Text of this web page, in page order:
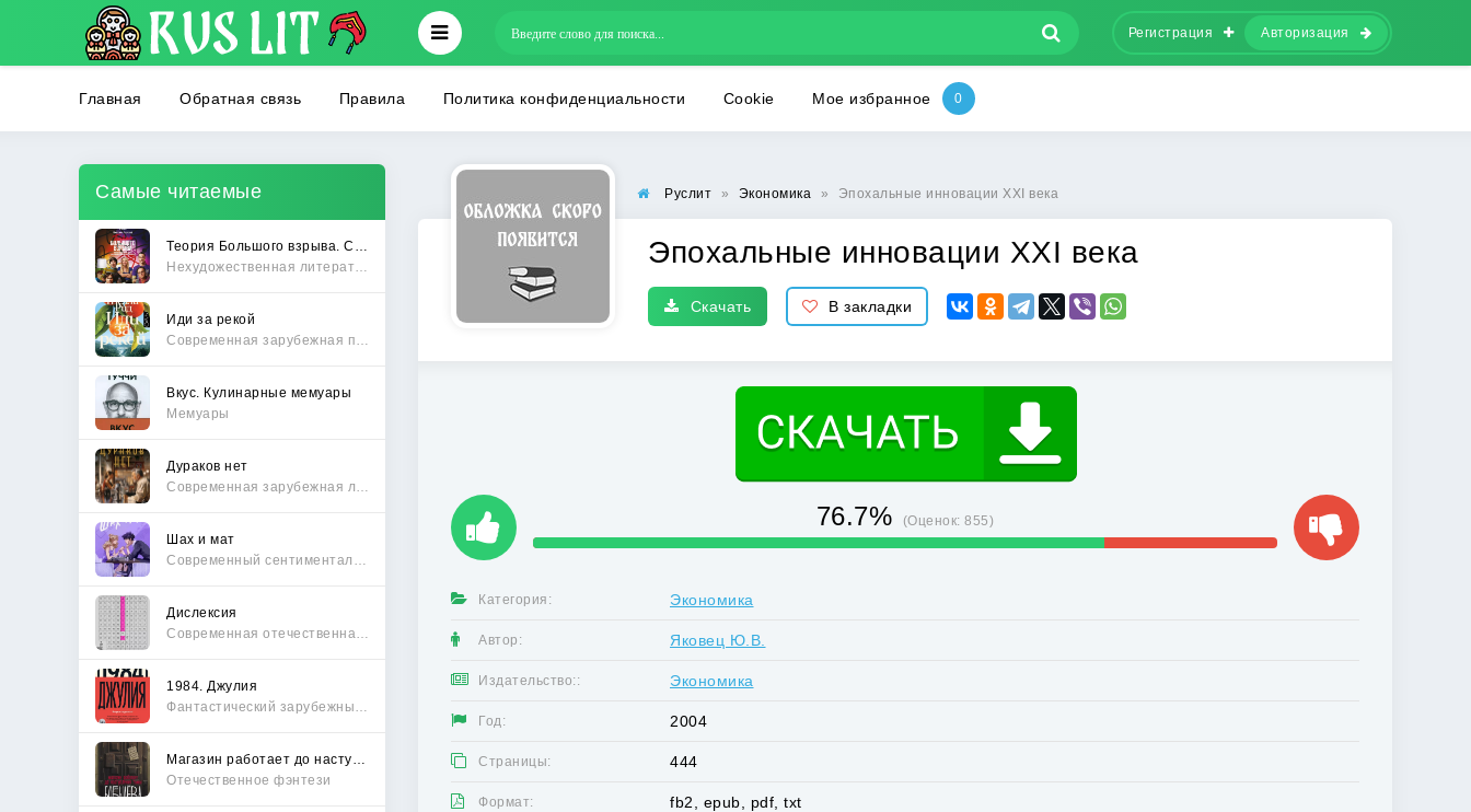
Регистрация Авторизация
Главная Обратная связь Правила Политика конфиденциальности Cookie Мое избранное
Самые читаемые
Иди за рекой
Вкус. Кулинарные мемуары
Мемуары
Дураков нет
Шах и мат
Дислексия
1984. Джулия
Отечественное фэнтези
Руслит » Экономика » Эпохальные инновации XXI века
Эпохальные инновации XXI века
Скачать В закладки
76.7% (Оценок:855)
Категория: Экономика
Автор: Яковец Ю.В.
Издательство:: Экономика
Год: 2004
Страницы: 444
Формат: fb2, epub, pdf, txt